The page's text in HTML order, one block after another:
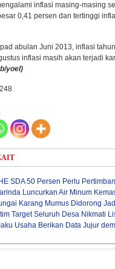
inflasi masing-masing
0,41 persen dan tertinggi
abulan Juni 2013, inflasi
inflasi masih akan terjadi
yoel)
248
SDA 50 Persen Perlu
Luncurkan Air Minum
Karang Mumus Didorong
Target Seluruh Desa Nikmati
Usaha Berikan Data Jujur